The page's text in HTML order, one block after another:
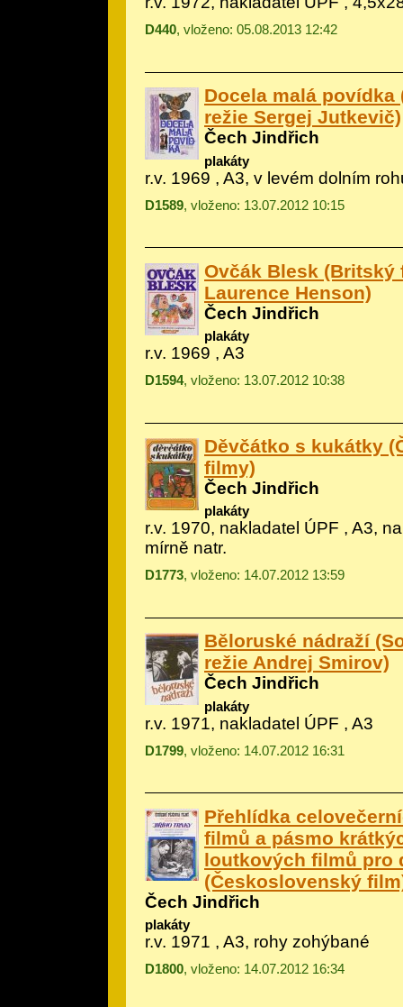
D440, vloženo: 05.08.2013 12:42
Docela malá
režie Sergej Jutkevič)
Čech Jindřich
plakáty
r.v. 1969 , A3, v levém dolním
D1589, vloženo: 13.07.2012 10:15
Ovčák Blesk (Britský
Laurence Henson)
Čech Jindřich
plakáty
r.v. 1969 , A3
D1594, vloženo: 13.07.2012 10:38
Děvčátko s kukátky
filmy)
Čech Jindřich
plakáty
r.v. 1970, nakladatel ÚPF , A3,
mírně natr.
D1773, vloženo: 14.07.2012 13:59
Běloruské nádraží
režie Andrej Smirov)
Čech Jindřich
plakáty
r.v. 1971, nakladatel ÚPF , A3
D1799, vloženo: 14.07.2012 16:31
Přehlídka
filmů a pásmo
loutkových filmů pro
(Československý
Čech Jindřich
plakáty
r.v. 1971 , A3, rohy zohýbané
D1800, vloženo: 14.07.2012 16:34